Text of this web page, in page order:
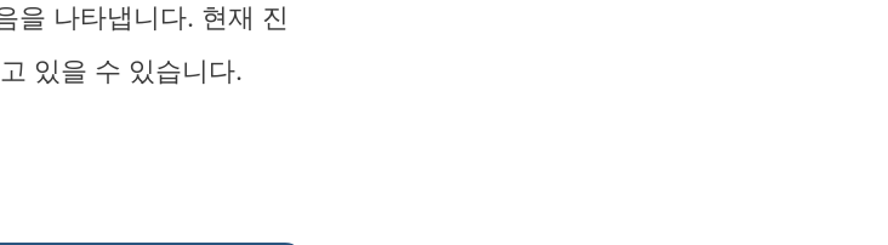
을 나타냅니다. 현재 진
있을 수 있습니다.